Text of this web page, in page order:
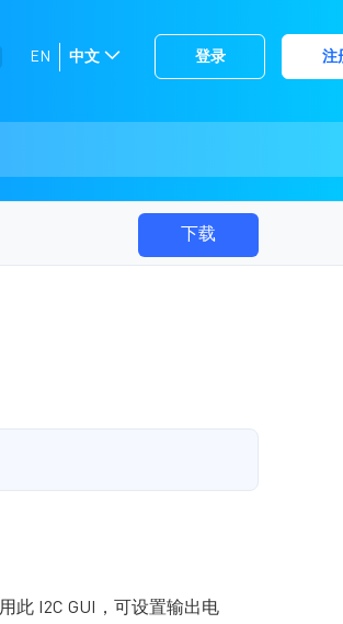
登录 注
跳
到
EN
选
中文
下载
此 I2C GUI，可设置输出电